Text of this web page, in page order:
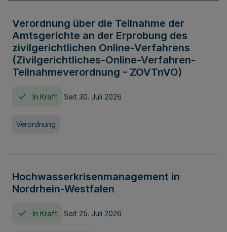
Verordnung über die Teilnahme der
Amtsgerichte an der Erprobung des
zivilgerichtlichen Online-Verfahrens
(Zivilgerichtliches-Online-Verfahren-
Teilnahmeverordnung - ZOVTnVO)
In Kraft Seit 30. Juli 2026
Verordnung
Hochwasserkrisenmanagement in
Nordrhein-Westfalen
In Kraft Seit 25. Juli 2026